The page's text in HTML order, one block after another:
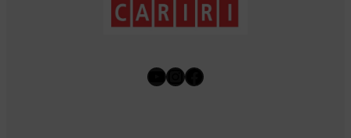
Youtube
Instagram
Facebook